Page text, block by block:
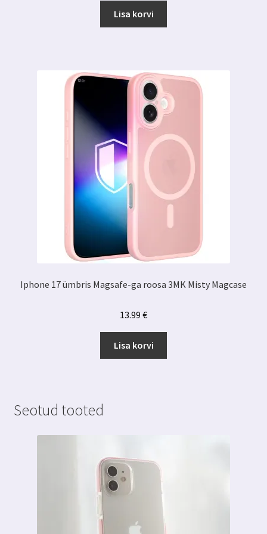
oli:
16.99 €. 12.99 €.
Lisa korvi
Iphone 17 ümbris Magsafe-ga roosa 3MK Misty Magcase
13.99 €
Lisa korvi
Seotud tooted